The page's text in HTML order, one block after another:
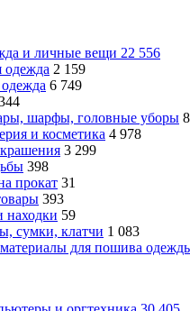
и личные вещи 22 556
2 159
6 749
шарфы, головные уборы
и косметика 4 978
3 299
398
прокат 31
393
находки 59
сумки, клатчи 1 083
для пошива